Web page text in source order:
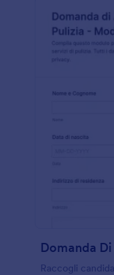
Raccogli